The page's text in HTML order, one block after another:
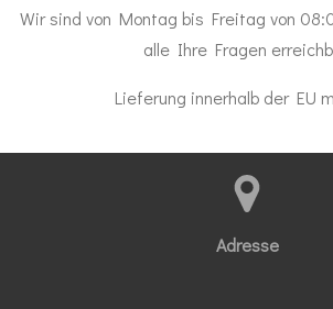
Wir sind von Montag bis Freitag von
alle Ihre Fragen
Lieferung innerhalb der EU
Adresse